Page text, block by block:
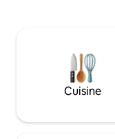
de l’île. Non loin des
patrimoine et des
Cuisine